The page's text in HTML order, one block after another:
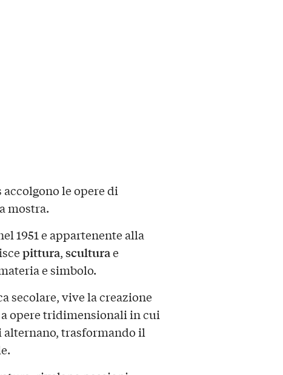
le opere di
mostra.
1951 e appartenente alla
pittura,sculturae
e simbolo.
secolare, vive la creazione
opere tridimensionali in cui
trasformando il